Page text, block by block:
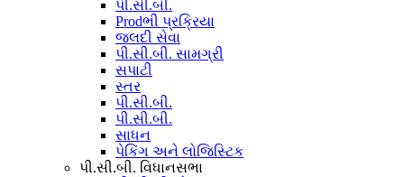
પી.સી.બી.
Prodભી પ્રક્રિયા
જલદી સેવા
પી.સી.બી. સામગ્રી
સપાટી
સ્તર
પી.સી.બી.
પી.સી.બી.
સાધન
પેકિંગ અને લોજિસ્ટિક
પી.સી.બી. વિધાનસભા